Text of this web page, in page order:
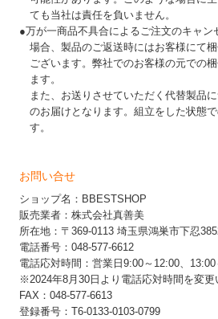
ても当社は責任を負いません。
●万が一商品不具合によるご注文のキャン
場合、製品のご返送時にはお客様にて
ございます。弊社でのお客様の元での
ます。
また、お送りさせていただく代替製品
のお届けとなります。組立をした状態
す。
お問い合せ
ショップ名：BBESTSHOP
販売業者：株式会社真善美
所在地：〒369-0113 埼玉県鴻巣市下忍
電話番号：048-577-6612
電話応対時間：営業日9:00～12:00、13:00
※2024年8月30日より電話応対時間を変更
FAX：048-577-6613
登録番号：T6-0133-0103-0799